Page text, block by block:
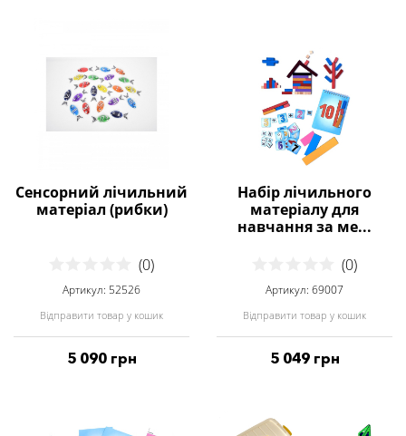
Сенсорний лічильний
матеріал (рибки)
(0)
Артикул: 52526
Відправити товар у кошик
5 090 грн
Набір лічильного
матеріалу для
навчання за ме...
(0)
Артикул: 69007
Відправити товар у кошик
5 049 грн